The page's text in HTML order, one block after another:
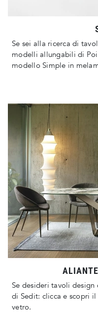
Se sei alla ricerca di
modelli allungabili di
modello Simple in
Se desideri tavoli
di Sedit: clicca e scopri
vetro.